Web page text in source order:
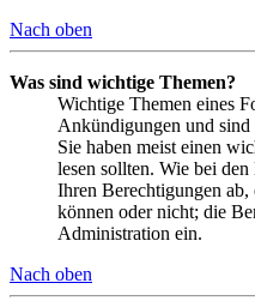
Nach oben
Was sind wichtige Themen?
Wichtige Themen eines
Ankündigungen und sind
Sie haben meist einen
lesen sollten. Wie bei
Ihren Berechtigungen
können oder nicht; die
Administration ein.
Nach oben